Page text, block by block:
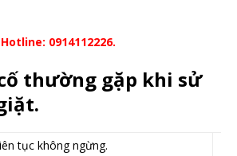
Hotline: 0914112226.
thường gặp khi sử
tục không ngừng.